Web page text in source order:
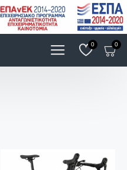
0 0